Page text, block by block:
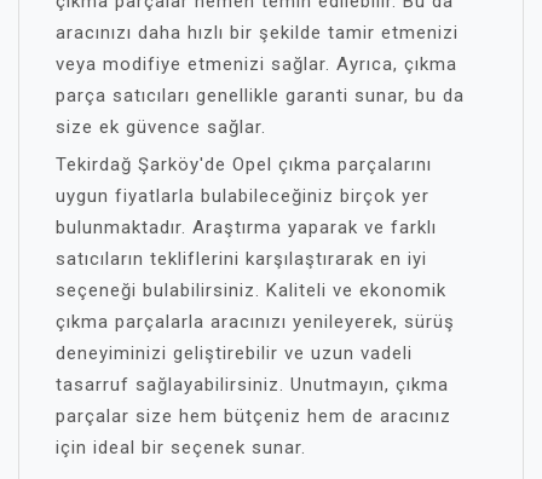
aracınızı daha hızlı bir şekilde tamir etmenizi
veya modifiye etmenizi sağlar. Ayrıca, çıkma
parça satıcıları genellikle garanti sunar, bu da
size ek güvence sağlar.
Tekirdağ Şarköy'de Opel çıkma parçalarını
uygun fiyatlarla bulabileceğiniz birçok yer
bulunmaktadır. Araştırma yaparak ve farklı
satıcıların tekliflerini karşılaştırarak en iyi
seçeneği bulabilirsiniz. Kaliteli ve ekonomik
çıkma parçalarla aracınızı yenileyerek, sürüş
deneyiminizi geliştirebilir ve uzun vadeli
tasarruf sağlayabilirsiniz. Unutmayın, çıkma
parçalar size hem bütçeniz hem de aracınız
için ideal bir seçenek sunar.